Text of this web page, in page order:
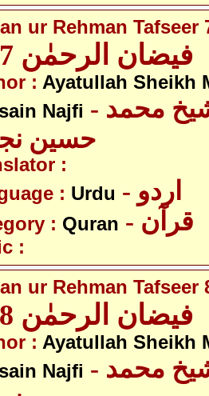
ur Rehman Tafseer
فیضان الرحمٰن 10/7
: Ayatullah Sheikh
Najfi - آیت اللہ شیخ محمد
حسین
:
: Urdu - اردو
: Quran - قرآن
:
ur Rehman Tafseer
فیضان الرحمٰن 10/8
: Ayatullah Sheikh
Najfi - آیت اللہ شیخ محمد